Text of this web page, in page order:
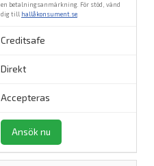
en betalningsanmärkning. För stöd, vänd
dig till hallåkonsument.se
Creditsafe
Direkt
Accepteras
Ansök nu